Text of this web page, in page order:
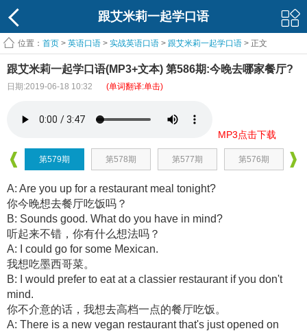
跟艾米莉一起学口语
位置： 首页 > 英语口语 > 实战英语口语 > 跟艾米莉一起学口语 > 正文
跟艾米莉一起学口语(MP3+文本) 第586期:今晚去哪家餐厅?
日期:2019-06-18 10:32 (单词翻译:单击)
MP3点击下载
第579期 第578期 第577期 第576期
A: Are you up for a restaurant meal tonight?
你今晚想去餐厅吃饭吗？
B: Sounds good. What do you have in mind?
听起来不错，你有什么想法吗？
A: I could go for some Mexican.
我想吃墨西哥菜。
B: I would prefer to eat at a classier restaurant if you don't
mind.
你不介意的话，我想去高档一点的餐厅吃饭。
A: There is a new vegan restaurant that's just opened on